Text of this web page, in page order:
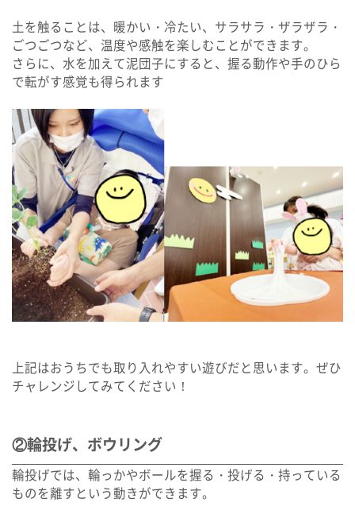
土を触ることは、暖かい・冷たい、サラサラ・ザラザラ・
ごつごつなど、温度や感触を楽しむことができます。
さらに、水を加えて泥団子にすると、握る動作や手のひら
で転がす感覚も得られます
上記はおうちでも取り入れやすい遊びだと思います。ぜひ
チャレンジしてみてください！
②輪投げ、ボウリング
輪投げでは、輪っかやボールを握る・投げる・持っている
ものを離すという動きができます。